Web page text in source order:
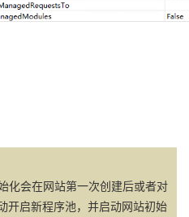
在网站第一次创建后或者对
开启新程序池，并启动网站初始